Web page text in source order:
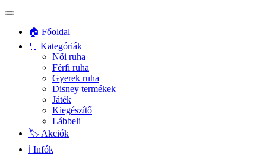
🏠 Főoldal
🛒 Kategóriák
Női ruha
Férfi ruha
Gyerek ruha
Disney termékek
Játék
Kiegészítő
Lábbeli
🏷️ Akciók
ℹ️ Infók